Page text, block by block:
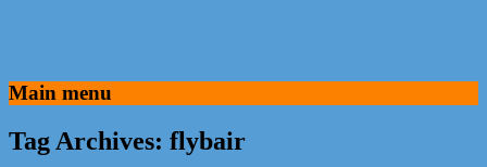
Main menu
Tag Archives: flybair